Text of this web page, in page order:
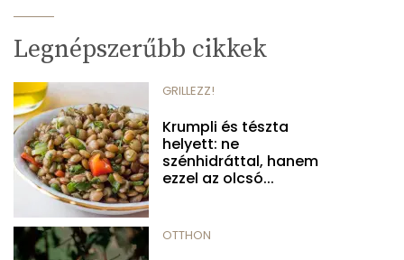
Legnépszerűbb cikkek
GRILLEZZ!
Krumpli és tészta
helyett: ne
szénhidráttal, hanem
ezzel az olcsó...
OTTHON